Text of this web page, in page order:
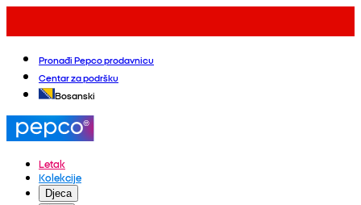
Pronađi Pepco prodavnicu
Centar za podršku
Bosanski
Letak
Kolekcije
Djeca